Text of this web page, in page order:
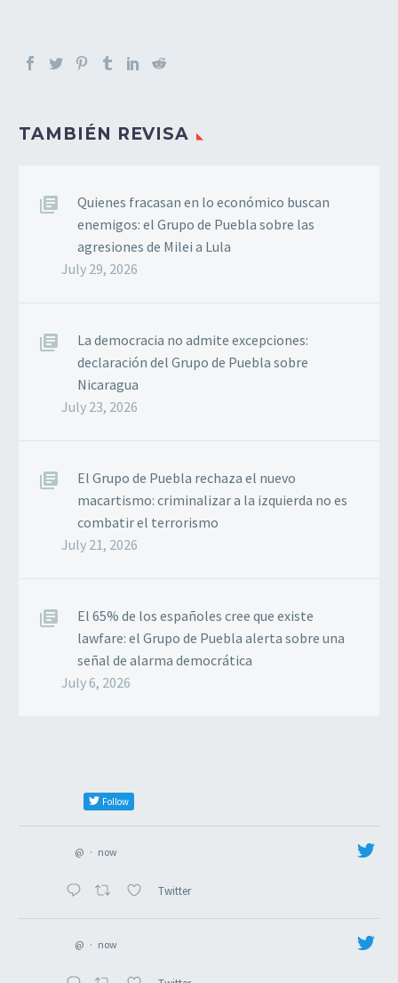
TAMBIÉN REVISA
Quienes fracasan en lo económico buscan
enemigos: el Grupo de Puebla sobre las
agresiones de Milei a Lula
July 29, 2026
La democracia no admite excepciones:
declaración del Grupo de Puebla sobre
Nicaragua
July 23, 2026
El Grupo de Puebla rechaza el nuevo
macartismo: criminalizar a la izquierda no es
combatir el terrorismo
July 21, 2026
El 65% de los españoles cree que existe
lawfare: el Grupo de Puebla alerta sobre una
señal de alarma democrática
July 6, 2026
Follow
@ · now
Twitter
@ · now